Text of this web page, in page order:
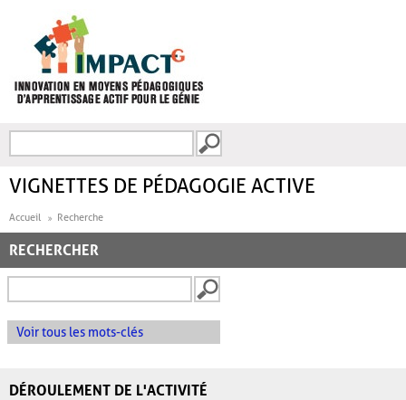
FORMULAIRE DE
VIGNETTES DE PÉDAGOGIE ACTIVE
Accueil Recherche
RECHERCHER
Voir tous les mots-clés
DÉROULEMENT DE L'ACTIVITÉ